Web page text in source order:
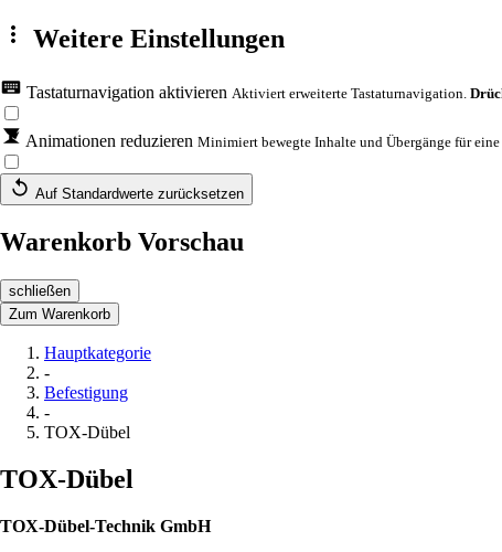
Weitere Einstellungen
Tastaturnavigation aktivieren Aktiviert erweiterte Tastaturnavigation.
Animationen reduzieren Minimiert bewegte Inhalte und Übergänge für
Auf Standardwerte zurücksetzen
Warenkorb Vorschau
schließen
Zum Warenkorb
Hauptkategorie
-
Befestigung
-
TOX-Dübel
TOX-Dübel
TOX-Dübel-Technik GmbH